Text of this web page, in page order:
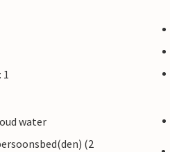
water
(2